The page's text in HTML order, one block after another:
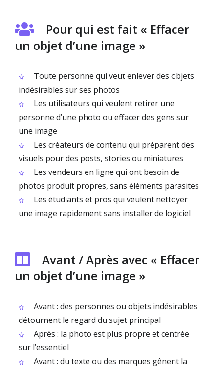
Pour qui est fait « Effacer
un objet d’une image »
Toute personne qui veut enlever des objets
indésirables sur ses photos
Les utilisateurs qui veulent retirer une
personne d’une photo ou effacer des gens sur
une image
Les créateurs de contenu qui préparent des
visuels pour des posts, stories ou miniatures
Les vendeurs en ligne qui ont besoin de
photos produit propres, sans éléments parasites
Les étudiants et pros qui veulent nettoyer
une image rapidement sans installer de logiciel
Avant / Après avec « Effacer
un objet d’une image »
Avant : des personnes ou objets indésirables
détournent le regard du sujet principal
Après : la photo est plus propre et centrée
sur l’essentiel
Avant : du texte ou des marques gênent la